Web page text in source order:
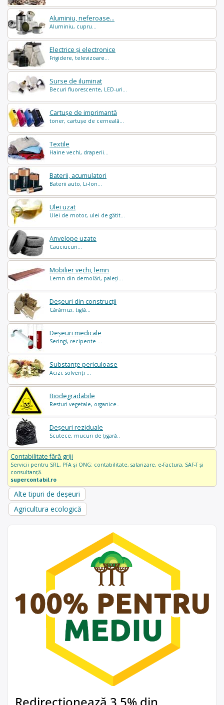
Aluminiu, neferoase...
Aluminiu, cupru...
Electrice și electronice
Frigidere, televizoare...
Surse de iluminat
Becuri fluorescente, LED-uri...
Cartușe de imprimantă
toner, cartușe de cerneală...
Textile
Haine vechi, draperii...
Baterii, acumulatori
Baterii auto, Li-Ion...
Ulei uzat
Ulei de motor, ulei de gătit...
Anvelope uzate
Cauciucuri...
Mobilier vechi, lemn
Lemn din demolări, paleți...
Deșeuri din construcții
Cărămizi, tiglă...
Deșeuri medicale
Seringi, recipente ...
Substanțe periculoase
Acizi, solvenți ...
Biodegradabile
Resturi vegetale, organice..
Deșeuri reziduale
Scutece, mucuri de țigară..
Contabilitate fără griji
Servicii pentru SRL, PFA și ONG: contabilitate, salarizare, e-Factura, SAF-T și
consultanță.
supercontabil.ro
Alte tipuri de deșeuri
Agricultura ecologică